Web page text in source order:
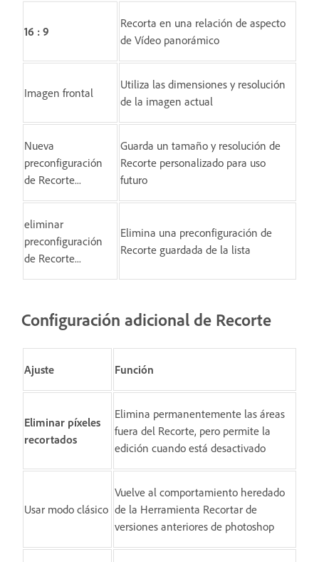
16 : 9
Recorta en una relación de aspecto
de Vídeo panorámico
Imagen frontal
Utiliza las dimensiones y resolución
de la imagen actual
Nueva
preconfiguración
de Recorte...
Guarda un tamaño y resolución de
Recorte personalizado para uso
futuro
eliminar
preconfiguración
de Recorte...
Elimina una preconfiguración de
Recorte guardada de la lista
Configuración adicional de Recorte
Ajuste Función
Eliminar píxeles
recortados
Elimina permanentemente las áreas
fuera del Recorte, pero permite la
edición cuando está desactivado
Usar modo clásico
Vuelve al comportamiento heredado
de la Herramienta Recortar de
versiones anteriores de photoshop